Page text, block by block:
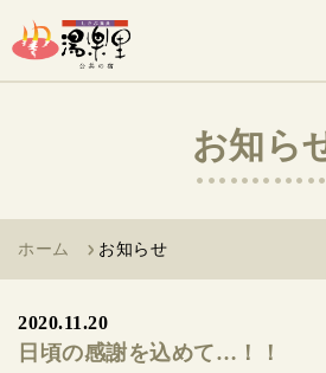
お知ら
ホーム お知らせ
2020.11.20
日頃の感謝を込めて…！！